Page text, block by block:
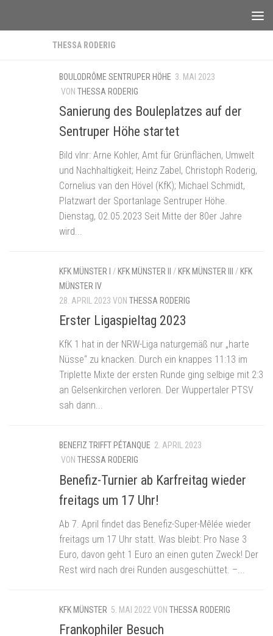
THESSA RODERIG
BOULODRÔME SENTRUPER HÖHE 3. MAI 2023
VON THESSA RODERIG
Sanierung des Bouleplatzes auf der
Sentruper Höhe startet
Bild vlnr: Arne Kohler, Amt für Grünflächen, Umwelt
und Nachhaltigkeit; Heinz Zabel, Christoph Roderig,
Cornelius van den Hövel (KfK); Michael Schmidt,
Platzwart der Sportanlage Sentruper Höhe.
Dienstag, 02.05.2023 Seit Mitte der 80er Jahre
wird...
KFK MÜNSTER I / KFK MÜNSTER II / KFK MÜNSTER III / KFK
MÜNSTER IV
28. APRIL 2023 VON THESSA RODERIG
Erster Ligaspieltag 2023
KfK 1 hat in der NRW-Liga naturgemäß nur „harte
Nüsse“ zu knacken. Durch ein knappes 11:13 im
Triplette Mixte der ersten Runde ging selbige mit 2:3
an Gelsenkirchen verloren. Der Wuppertaler PTSV
sah dann...
BENEFIZ TRIFFT PÉTANQUE 2. APRIL 2023
VON THESSA RODERIG
Benefiz-Turnier ab Karfreitag wieder
freitags um 17 Uhr!
Ab 7. April findet das Benefiz-Super-Mêlée wieder
freitags um 17 Uhr statt. Was bleibt: Pro Nase 3
Euro, davon geht 1 Euro an einen guten Zweck! Der
Rest wird nach drei Runden ausgeschüttet. –...
KFK MÜNSTER 5. MAI 2022 VON THESSA RODERIG
Frankophiler Besuch